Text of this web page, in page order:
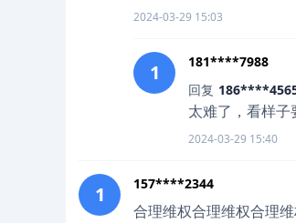
2024-03-29 15:03
1
181****7988
回复
太难了，看样
2024-03-29 15:40
1 157****2344
合理维权合理维权合理